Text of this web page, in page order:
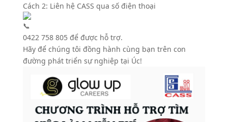
Cách 2: Liên hệ CASS qua số điện thoại
0422 758 805 để được hỗ trợ.
Hãy để chúng tôi đồng hành cùng bạn trên con
đường phát triển sự nghiệp tại Úc!